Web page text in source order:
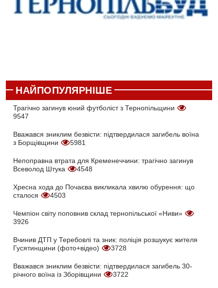
НАЙПОПУЛЯРНІШЕ
Трагічно загинув юний футболіст з Тернопільщини
9547
Вважався зниклим безвісти: підтвердилася загибель воїна
з Борщівщини
5981
Непоправна втрата для Кременеччини: трагічно загинув
Всеволод Штука
4548
Хресна хода до Почаєва викликала хвилю обурення: що
сталося
4503
Чемпіон світу поповнив склад тернопільської «Ниви»
3926
Вчинив ДТП у Теребовлі та зник: поліція розшукує жителя
Гусятинщини (фото+відео)
3728
Вважався зниклим безвісти: підтвердилася загибель 30-
річного воїна із Зборівщини
3722